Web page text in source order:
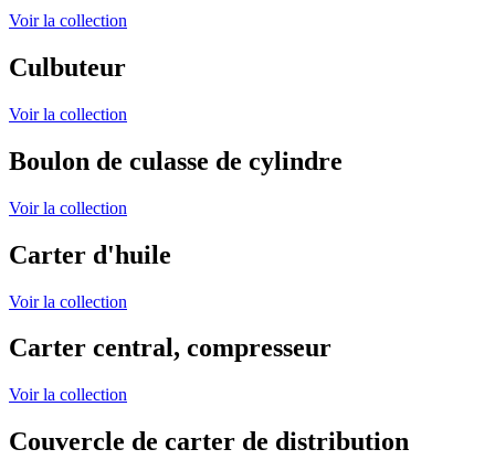
Voir la collection
Culbuteur
Voir la collection
Boulon de culasse de cylindre
Voir la collection
Carter d'huile
Voir la collection
Carter central, compresseur
Voir la collection
Couvercle de carter de distribution